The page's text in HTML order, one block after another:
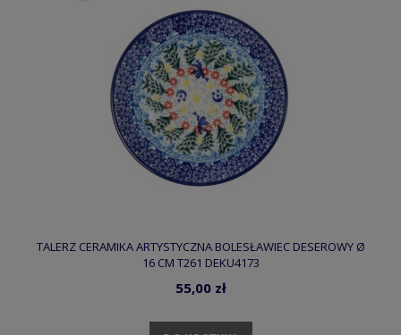
TALERZ CERAMIKA ARTYSTYCZNA BOLESŁAWIEC DESEROWY Ø
16 CM T261 DEKU4173
55,00 zł